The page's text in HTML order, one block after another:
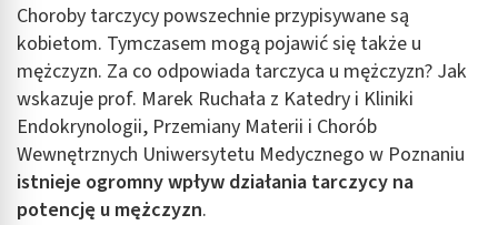
Choroby tarczycy powszechnie przypisywane są
kobietom. Tymczasem mogą pojawić się także u
mężczyzn. Za co odpowiada tarczyca u mężczyzn? Jak
wskazuje prof. Marek Ruchała z Katedry i Kliniki
Endokrynologii, Przemiany Materii i Chorób
Wewnętrznych Uniwersytetu Medycznego w Poznaniu
istnieje ogromny wpływ działania tarczycy na
potencję u mężczyzn.